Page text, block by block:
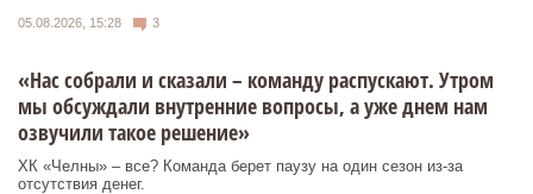
05.08.2026, 15:28 3
«Нас собрали и сказали – команду распускают. Утром
мы обсуждали внутренние вопросы, а уже днем нам
озвучили такое решение»
ХК «Челны» – все? Команда берет паузу на один сезон из-за
отсутствия денег.